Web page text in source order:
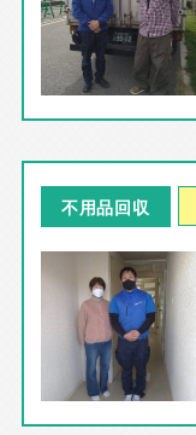
不用品回収